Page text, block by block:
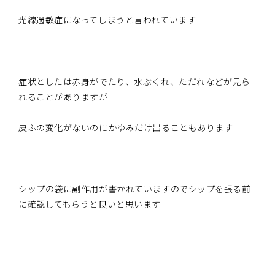
光線過敏症になってしまうと言われています
症状としたは赤身がでたり、水ぶくれ、ただれなどが見ら
れることがありますが
皮ふの変化がないのにかゆみだけ出ることもあります
シップの袋に副作用が書かれていますのでシップを張る前
に確認してもらうと良いと思います